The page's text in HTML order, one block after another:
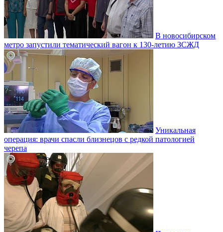
В новосибирском
метро запустили тематический вагон к 130-летию ЗСЖД
Уникальная
операция: врачи спасли близнецов с редкой патологией
черепа